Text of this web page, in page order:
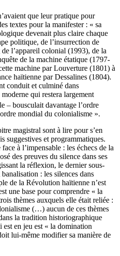
que leur pratique pour
textes pour la manifester : « sa
devenait plus claire chaque
politique, de l’insurrection de
l’appareil colonial (1993), de la
de la machine étatique (1797-
machine par Louverture (1801) à
haïtienne par Dessalines (1804).
conduit et culminé dans
qui restera largement
– bousculait davantage l’ordre
mondial du colonialisme ».
magistral sont à lire pour s’en
suggestives et programmatiques.
à l’impensable : les échecs de la
des preuves du silence dans ses
la réflexion, le dernier sous-
: les silences dans
de la Révolution haïtienne n’est
une base pour comprendre « la
thèmes auxquels elle était reliée :
(…) aucun de ces thèmes
la tradition historiographique
en jeu est « la domination
lui-même modifier sa manière de